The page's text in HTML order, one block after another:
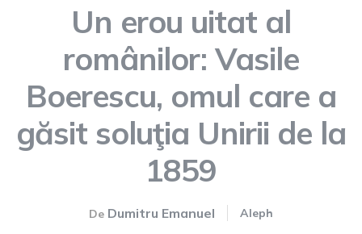
Un erou uitat al
românilor: Vasile
Boerescu, omul care a
găsit soluţia Unirii de la
1859
De Dumitru Emanuel Aleph